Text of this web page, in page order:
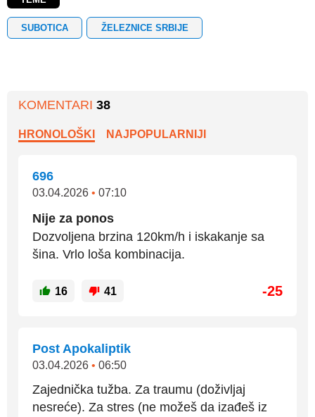
SUBOTICA ŽELEZNICE SRBIJE
KOMENTARI 38
HRONOLOŠKI NAJPOPULARNIJI
696
03.04.2026 • 07:10
Nije za ponos
Dozvoljena brzina 120km/h i iskakanje sa
šina. Vrlo loša kombinacija.
16 41 -25
Post Apokaliptik
03.04.2026 • 06:50
Zajednička tužba. Za traumu (doživljaj
nesreće). Za stres (ne možeš da izađeš iz